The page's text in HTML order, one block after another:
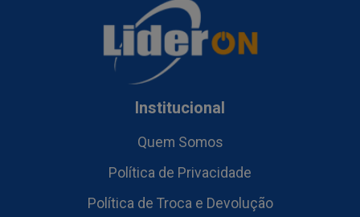
Institucional
Quem Somos
Política de Privacidade
Política de Troca e Devolução